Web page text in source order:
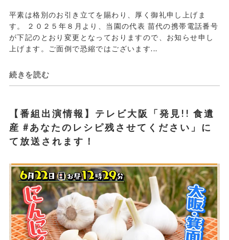
平素は格別のお引き立てを賜わり、厚く御礼申し上げま
す。 ２０２５年８月より、当園の代表 苗代の携帯電話番号
が下記のとおり変更となっておりますので、お知らせ申し
上げます。ご面倒で恐縮ではございます...
続きを読む
【番組出演情報】テレビ大阪「発見!! 食遺
産 #あなたのレシピ残させてください」に
て放送されます！